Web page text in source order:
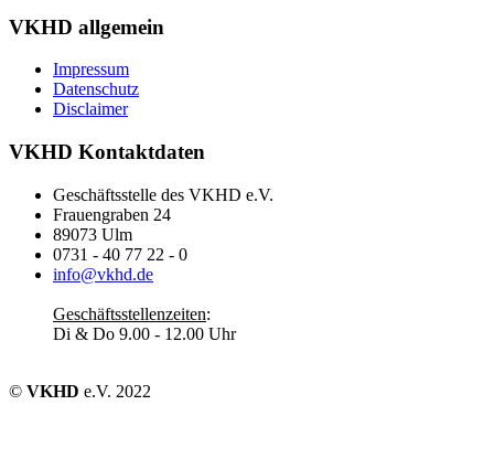
VKHD allgemein
Impressum
Datenschutz
Disclaimer
VKHD Kontaktdaten
Geschäftsstelle des VKHD e.V.
Frauengraben 24
89073 Ulm
0731 - 40 77 22 - 0
info@vkhd.de
Geschäftsstellenzeiten:
Di & Do 9.00 - 12.00 Uhr
© VKHD e.V. 2022